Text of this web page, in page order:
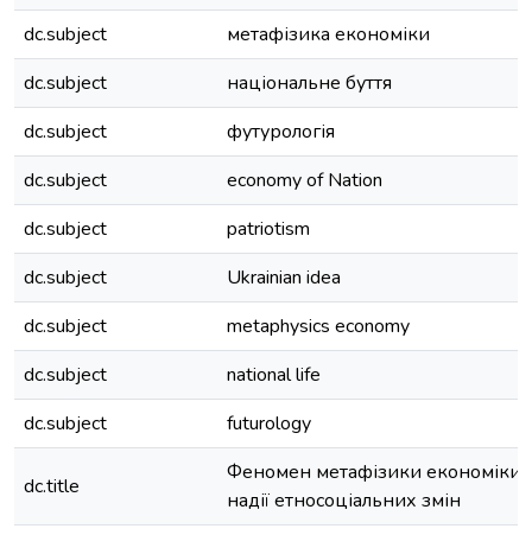
dc.subject
метафізика економіки
dc.subject
національне буття
dc.subject
футурологія
dc.subject
economy of Nation
dc.subject
patriotism
dc.subject
Ukrainian idea
dc.subject
metaphysics economy
dc.subject
national life
dc.subject
futurology
dc.title
Феномен метафізики економіки
надії етносоціальних змін